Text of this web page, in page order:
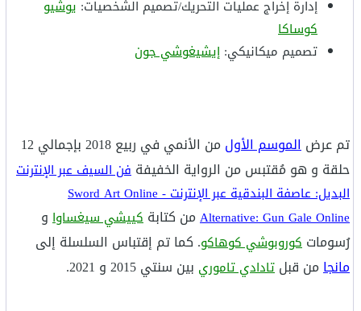
إدارة إخراج عمليات التحريك/تصميم الشخصيات: يوشيو
كوساكا
تصميم ميكانيكي: إيشيغوشي جون
تم عرضالموسم الأول
من الأنمي في ربيع 2018 بإجمالي 12
حلقة و هو مُقتبس من الرواية الخفيفة فن السيف عبر الإنترنت
البديل: عاصفة البندقية عبر الإنترنت - Sword Art Online
Alternative: Gun Gale Online من كتابة كييشي سيغساوا و
رُسومات كوروبوشي كوهاكو. كما تم إقتباس السلسلة إلى
مانجامن قبل تادادي تاموري بين سنتي 2015 و 2021.